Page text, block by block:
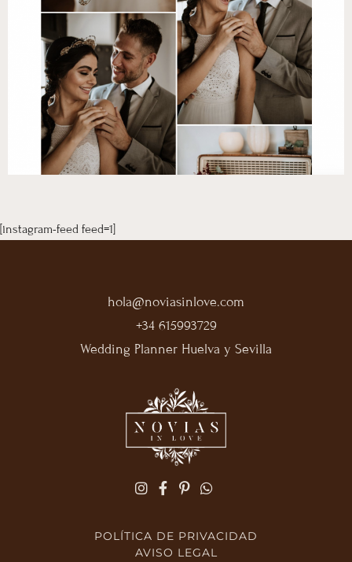
[instagram-feed feed=1]
hola@noviasinlove.com
+34 615993729
Wedding Planner Huelva y Sevilla
POLÍTICA DE PRIVACIDAD
AVISO LEGAL